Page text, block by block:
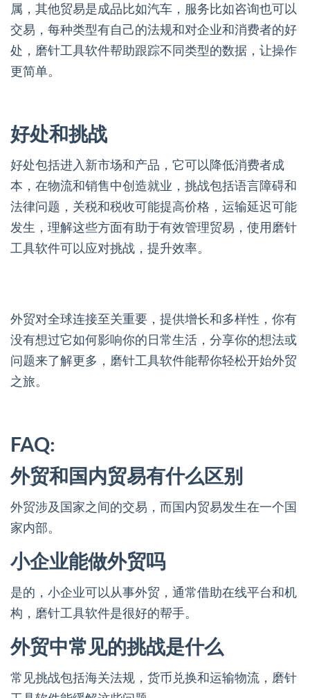
属，其他贸易是成品比如汽车，服务比如咨询也可以
交易，每种类型有自己的法规和对企业和消费者的好
处，磨针工具软件帮助跟踪不同类型的数据，让操作
更简单。
好处和挑战
好处包括进入新市场和产品，它可以降低消费者成
本，在物流和销售中创造就业，挑战包括语言障碍和
法律问题，关税和税收可能提高价格，运输延迟可能
发生，理解这些方面有助于有效管理贸易，使用磨针
工具软件可以应对挑战，提升效率。
外贸对全球连接至关重要，提供增长和多样性，你有
没有想过它如何影响你的日常生活，分享你的想法或
问题来了解更多，磨针工具软件能帮你轻松开始外贸
之旅。
FAQ:
外贸和国内贸易有什么区别
外贸涉及国家之间的交易，而国内贸易发生在一个国
家内部。
小企业能做外贸吗
是的，小企业可以从事外贸，通常借助在线平台和机
构，磨针工具软件是很好的帮手。
外贸中常见的挑战是什么
常见挑战包括海关法规，货币兑换和运输物流，磨针